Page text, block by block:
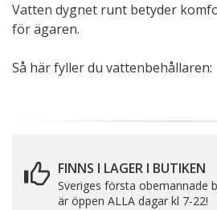
Vatten dygnet runt betyder
för ägaren.
Så här fyller du vattenbehållaren:
FINNS I LAGER I BUTIKEN
Sveriges första obemannade
är öppen ALLA dagar kl 7-22!